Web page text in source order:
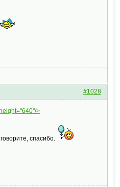
#1028
>
спасибо.